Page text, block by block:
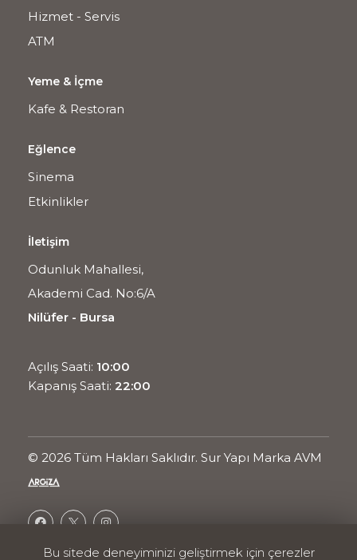
Hizmet - Servis
ATM
Yeme & İçme
Kafe & Restoran
Eğlence
Sinema
Etkinlikler
İletişim
Odunluk Mahallesi,
Akademi Cad. No:6/A
Nilüfer - Bursa
Açılış Saati: 10:00
Kapanış Saati: 22:00
© 2026 Tüm Hakları Saklıdır. Sur Yapı Marka AVM
Bu sitede deneyiminizi geliştirmek için çerezler